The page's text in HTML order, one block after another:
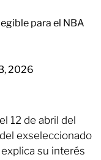
para el NBA
2026
12 de abril del
exseleccionado
explica su interés